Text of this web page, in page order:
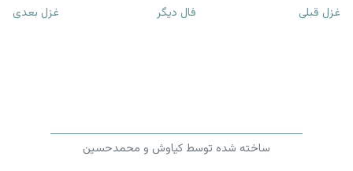
غزل قبلی فال دیگر غزل بعدی
ساخته شده توسط کیاوش و محمدحسین